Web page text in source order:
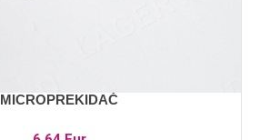
MICROPREKIDAČ